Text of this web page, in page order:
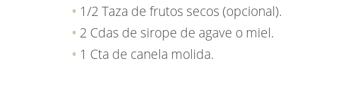
1/2 Taza de frutos secos (opcional).
2 Cdas de sirope de agave o miel.
1 Cta de canela molida.